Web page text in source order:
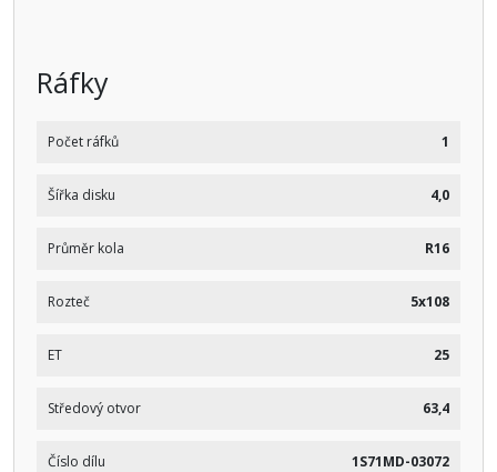
Ráfky
Počet ráfků 1
Šířka disku 4,0
Průměr kola R16
Rozteč 5x108
ET 25
Středový otvor 63,4
Číslo dílu 1S71MD-03072